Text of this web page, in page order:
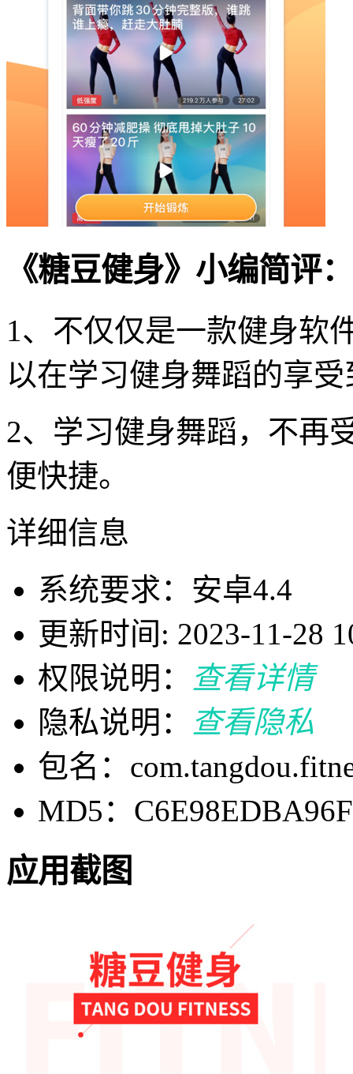
《糖豆健身》小编简评：
1、不仅仅是一款健身软
以在学习健身舞蹈的享
2、学习健身舞蹈，不再
便快捷。
详细信息
系统要求：安卓4.4
更新时间: 2023-11-28
权限说明：
查看详情
隐私说明：
查看隐私
包名：
MD5：
应用截图